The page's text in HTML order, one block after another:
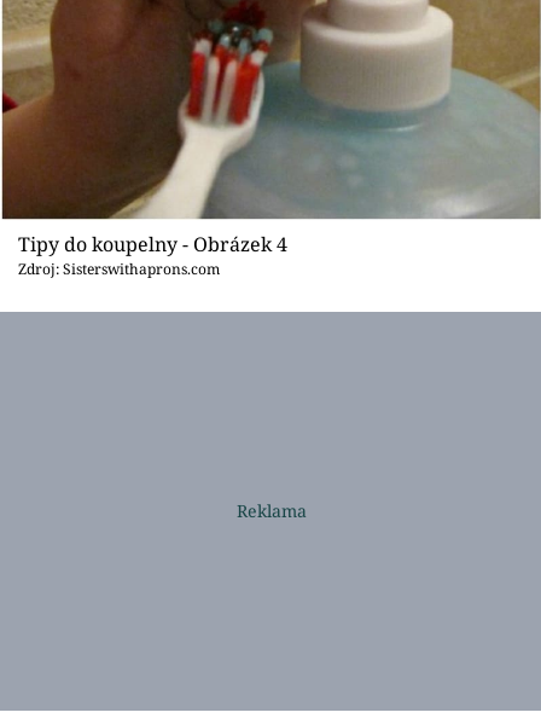
Tipy do koupelny - Obrázek 4
Zdroj: Sisterswithaprons.com